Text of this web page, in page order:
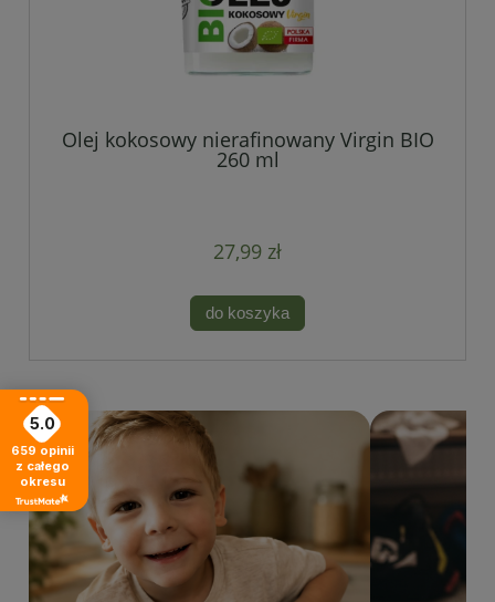
Olej kokosowy nierafinowany Virgin BIO
260 ml
27,99 zł
do koszyka
5.0
659 opinii
z całego
okresu